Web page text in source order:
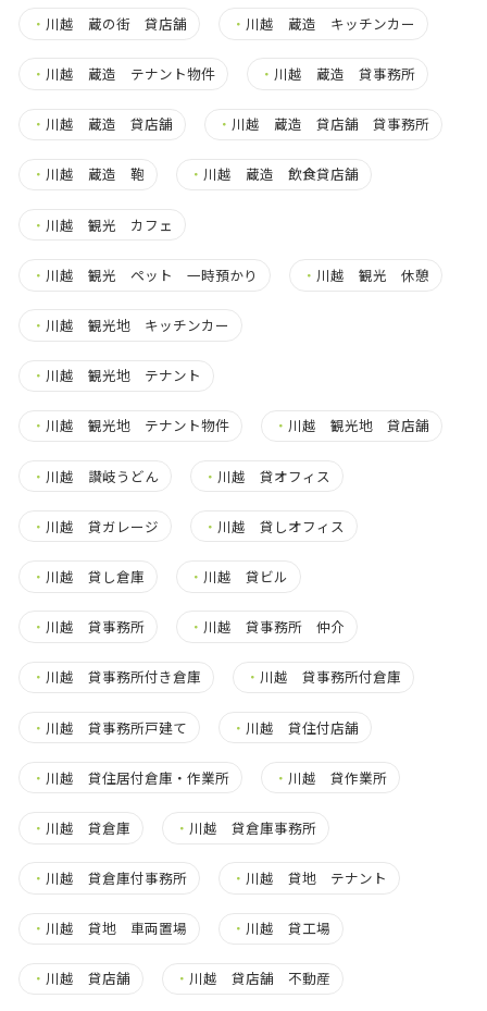
・ 川越 蔵の街 貸店舗 ・ 川越 蔵造 キッチンカー
・ 川越 蔵造 テナント物件 ・ 川越 蔵造 貸事務所
・ 川越 蔵造 貸店舗 ・ 川越 蔵造 貸店舗 貸事務所
・ 川越 蔵造 鞄 ・ 川越 蔵造 飲食貸店舗
・ 川越 観光 カフェ
・ 川越 観光 ペット 一時預かり ・ 川越 観光 休憩
・ 川越 観光地 キッチンカー
・ 川越 観光地 テナント
・ 川越 観光地 テナント物件 ・ 川越 観光地 貸店舗
・ 川越 讃岐うどん ・ 川越 貸オフィス
・ 川越 貸ガレージ ・ 川越 貸しオフィス
・ 川越 貸し倉庫 ・ 川越 貸ビル
・ 川越 貸事務所 ・ 川越 貸事務所 仲介
・ 川越 貸事務所付き倉庫 ・ 川越 貸事務所付倉庫
・ 川越 貸事務所戸建て ・ 川越 貸住付店舗
・ 川越 貸住居付倉庫・作業所 ・ 川越 貸作業所
・ 川越 貸倉庫 ・ 川越 貸倉庫事務所
・ 川越 貸倉庫付事務所 ・ 川越 貸地 テナント
・ 川越 貸地 車両置場 ・ 川越 貸工場
・ 川越 貸店舗 ・ 川越 貸店舗 不動産